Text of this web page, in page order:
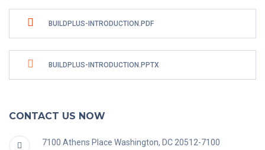
BUILDPLUS-INTRODUCTION.PDF
BUILDPLUS-INTRODUCTION.PPTX
CONTACT US NOW
7100 Athens Place Washington, DC 20512-7100